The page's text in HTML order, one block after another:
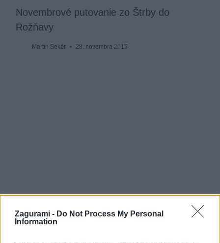
Zagurami - Do Not Process My Personal
Information
Novembrové putovanie zo Štrby do
Rožňavy
Martin Sekér 28. novembra 2015
Priečne sedlo: V Tatrách sa v lete naozaj